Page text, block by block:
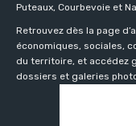
Puteaux, Courbevoie et
Retrouvez dès la page
économiques, sociales,
du territoire, et accédez
dossiers et galeries